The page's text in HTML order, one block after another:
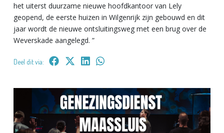
het uiterst duurzame nieuwe hoofdkantoor van Lely
geopend, de eerste huizen in Wilgenrijk zijn gebouwd en dit
jaar wordt de nieuwe ontsluitingsweg met een brug over de
Weverskade aangelegd. ”
Deel dit via: